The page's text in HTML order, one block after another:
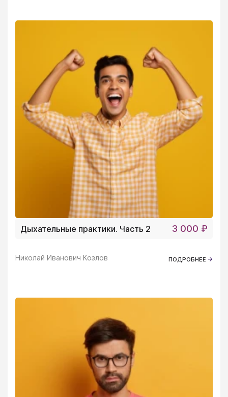
Дыхательные практики. Часть 2 3 000 ₽
Николай Иванович Козлов ПОДРОБНЕЕ